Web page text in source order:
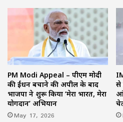
PM Modi Appeal – पीएम मोदी
की ईंधन बचाने की अपील के बाद
भाजपा ने शुरू किया ‘मेरा भारत, मेरा
योगदान’ अभियान
May 17, 2026
से